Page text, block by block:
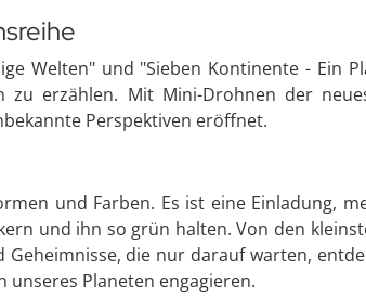
Welten" und "Sieben Kontinente - Ein
zu erzählen. Mit Mini-Drohnen der
Perspektiven eröffnet.
und Farben. Es ist eine Einladung,
und ihn so grün halten. Von den
die nur darauf warten,
unseres Planeten engagieren.